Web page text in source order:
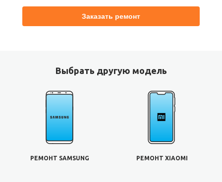
Выбрать другую модель
РЕМОНТ SAMSUNG РЕМОНТ XIAOMI